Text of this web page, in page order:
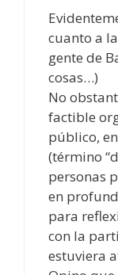
cuanto a
gente de
cosas…)
No
factible
público,
(término
personas
en
para
con la
estuviera